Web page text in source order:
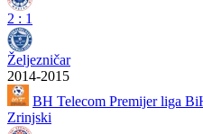
2 : 1
Željezničar
2014-2015
BH Telecom Premijer liga
Zrinjski